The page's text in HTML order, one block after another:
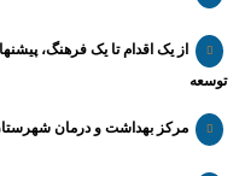
از یک اقدام تا یک فرهنگ،
توسعه
مرکز بهداشت و درمان